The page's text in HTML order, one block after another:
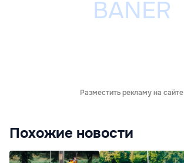
Разместить рекламу на сайте
Похожие новости